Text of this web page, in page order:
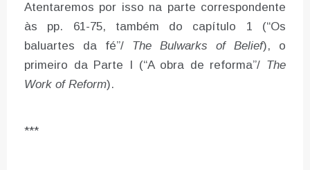
Atentaremos por isso na parte correspondente
às pp. 61-75, também do capítulo 1 (“Os
baluartes da fé”/ The Bulwarks of Belief), o
primeiro da Parte I (“A obra de reforma”/ The
Work of Reform).
***